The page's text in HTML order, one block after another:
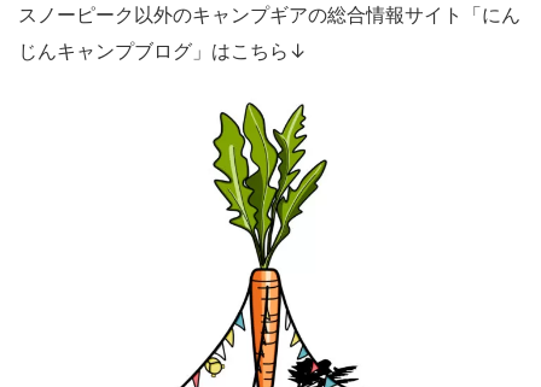
スノーピーク以外のキャンプギアの総合情報サイト「にん
じんキャンプブログ」はこちら↓